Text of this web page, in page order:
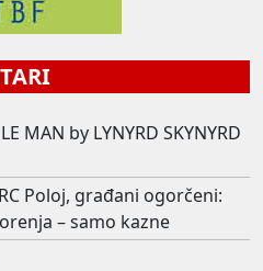
MAN by LYNYRD SKYNYRD
Poloj, građani ogorčeni:
– samo kazne